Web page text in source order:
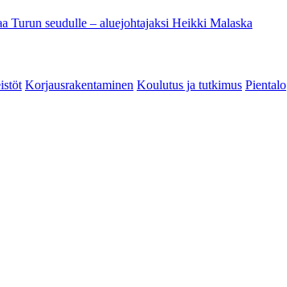
Turun seudulle – aluejohtajaksi Heikki Malaska
Korjausrakentaminen Koulutus ja tutkimus Pientalo